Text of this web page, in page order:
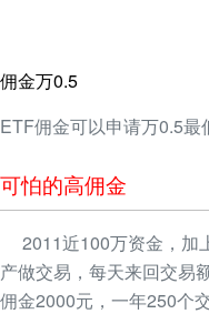
佣金万0.5
ETF佣金可以申请万0.5
可怕的高佣金
2011近100万资金，加
产做交易，每天来回交易
佣金2000元，一年250个